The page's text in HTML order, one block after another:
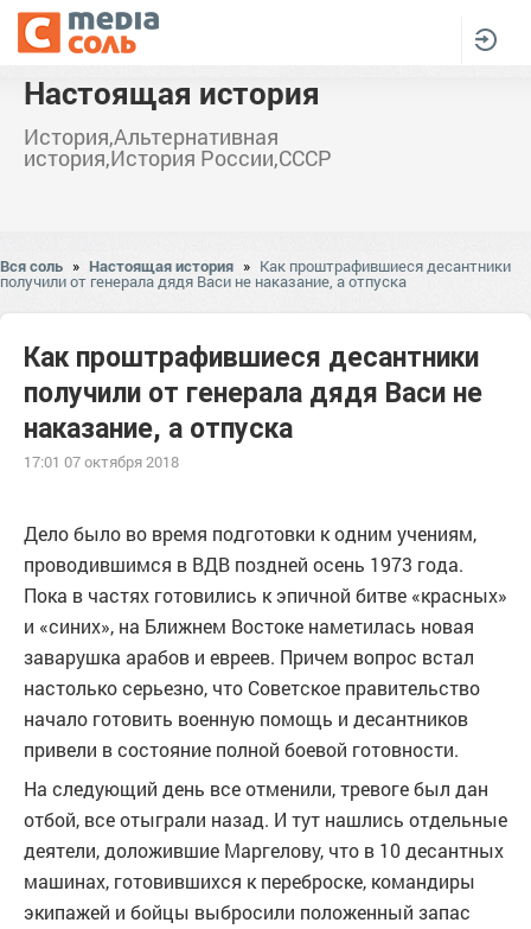
Настоящая история
История,Альтернативная
история,История России,СССР
Вся соль » Настоящая история » Как проштрафившиеся десантники
получили от генерала дядя Васи не наказание, а отпуска
Как проштрафившиеся десантники
получили от генерала дядя Васи не
наказание, а отпуска
17:01 07 октября 2018
Дело было во время подготовки к одним учениям,
проводившимся в ВДВ поздней осень 1973 года.
Пока в частях готовились к эпичной битве «красных»
и «синих», на Ближнем Востоке наметилась новая
заварушка арабов и евреев. Причем вопрос встал
настолько серьезно, что Советское правительство
начало готовить военную помощь и десантников
привели в состояние полной боевой готовности.
На следующий день все отменили, тревоге был дан
отбой, все отыграли назад. И тут нашлись отдельные
деятели, доложившие Маргелову, что в 10 десантных
машинах, готовившихся к переброске, командиры
экипажей и бойцы выбросили положенный запас